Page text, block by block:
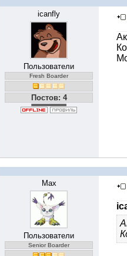
icanfly
Пользователи
Fresh Boarder
Постов: 4
Max
Пользователи
Senior Boarder